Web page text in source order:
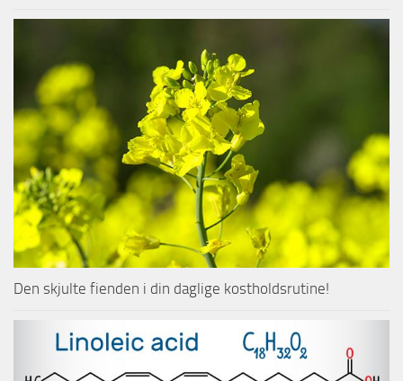
Den skjulte fienden i din daglige kostholdsrutine!